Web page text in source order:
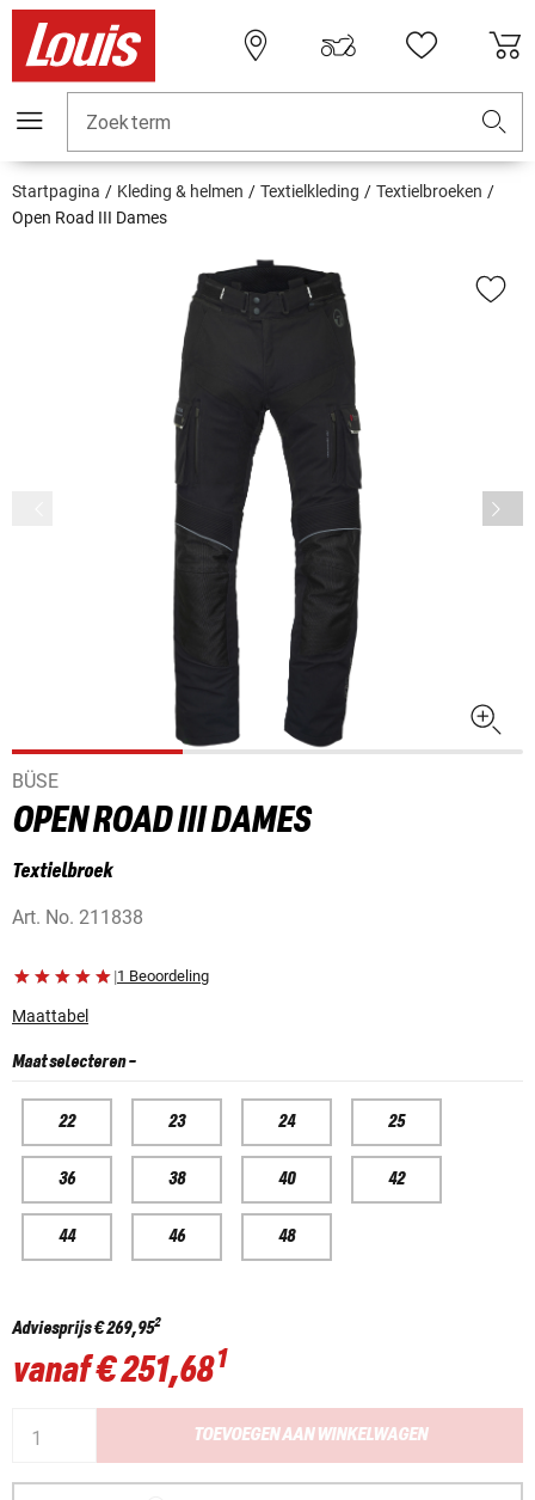
Zoekterm
Startpagina Kleding & helmen Textielkleding
Textielbroeken
Open Road III Dames
BÜSE
OPEN ROAD III DAMES
Textielbroek
Art. No. 211838
|1 Beoordeling
Maattabel
Maat selecteren-
22 23 24 25
36 38 40 42
44 46 48
Adviesprijs€ 269,952
vanaf€ 251,681
TOEVOEGEN AAN WINKELWAGEN